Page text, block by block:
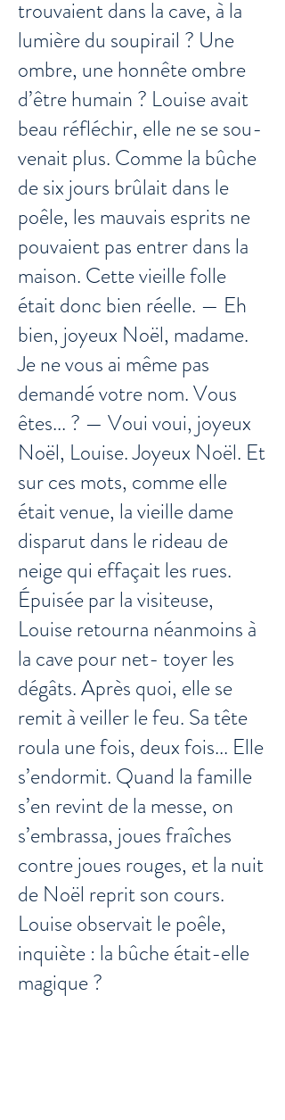
trouvaient dans la cave, à la
lumière du soupirail ? Une
ombre, une honnête ombre
d’être humain ? Louise avait
beau réfléchir, elle ne se sou-
venait plus. Comme la bûche
de six jours brûlait dans le
poêle, les mauvais esprits ne
pouvaient pas entrer dans la
maison. Cette vieille folle
était donc bien réelle. — Eh
bien, joyeux Noël, madame.
Je ne vous ai même pas
demandé votre nom. Vous
êtes... ? — Voui voui, joyeux
Noël, Louise. Joyeux Noël. Et
sur ces mots, comme elle
était venue, la vieille dame
disparut dans le rideau de
neige qui effaçait les rues.
Épuisée par la visiteuse,
Louise retourna néanmoins à
la cave pour net- toyer les
dégâts. Après quoi, elle se
remit à veiller le feu. Sa tête
roula une fois, deux fois... Elle
s’endormit. Quand la famille
s’en revint de la messe, on
s’embrassa, joues fraîches
contre joues rouges, et la nuit
de Noël reprit son cours.
Louise observait le poêle,
inquiète : la bûche était-elle
magique ?